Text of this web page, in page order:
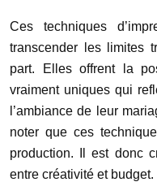
Ces techniques
transcender les limites
part. Elles offrent la
vraiment uniques qui
l’ambiance de leur
noter que ces
production. Il est donc
entre créativité et budget.